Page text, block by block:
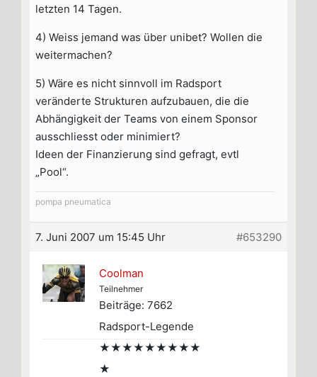
letzten 14 Tagen.
4) Weiss jemand was über unibet? Wollen die
weitermachen?
5) Wäre es nicht sinnvoll im Radsport
veränderte Strukturen aufzubauen, die die
Abhängigkeit der Teams von einem Sponsor
ausschliesst oder minimiert?
Ideen der Finanzierung sind gefragt, evtl
„Pool“.
pompa pneumatica
7. Juni 2007 um 15:45 Uhr #653290
Coolman
Teilnehmer
Beiträge: 7662
Radsport-Legende
★★★★★★★★★
★